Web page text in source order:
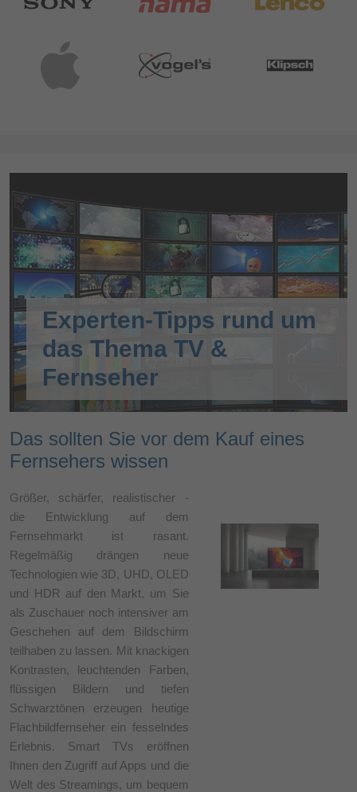
Experten-Tipps rund um
das Thema TV &
Fernseher
Das sollten Sie vor dem Kauf eines
Fernsehers wissen
Größer, schärfer, realistischer -
die Entwicklung auf dem
Fernsehmarkt ist rasant.
Regelmäßig drängen neue
Technologien wie 3D, UHD, OLED
und HDR auf den Markt, um Sie
als Zuschauer noch intensiver am
Geschehen auf dem Bildschirm
teilhaben zu lassen. Mit knackigen
Kontrasten, leuchtenden Farben,
flüssigen Bildern und tiefen
Schwarztönen erzeugen heutige
Flachbildfernseher ein fesselndes
Erlebnis. Smart TVs eröffnen
Ihnen den Zugriff auf Apps und die
Welt des Streamings, um bequem